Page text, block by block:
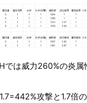
では威力260%の炎属
攻撃と1.7倍